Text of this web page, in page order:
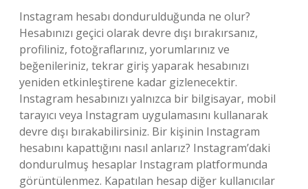
Instagram hesabı dondurulduğunda ne olur?
Hesabınızı geçici olarak devre dışı bırakırsanız,
profiliniz, fotoğraflarınız, yorumlarınız ve
beğenileriniz, tekrar giriş yaparak hesabınızı
yeniden etkinleştirene kadar gizlenecektir.
Instagram hesabınızı yalnızca bir bilgisayar, mobil
tarayıcı veya Instagram uygulamasını kullanarak
devre dışı bırakabilirsiniz. Bir kişinin Instagram
hesabını kapattığını nasıl anlarız? Instagram’daki
dondurulmuş hesaplar Instagram platformunda
görüntülenmez. Kapatılan hesap diğer kullanıcılar